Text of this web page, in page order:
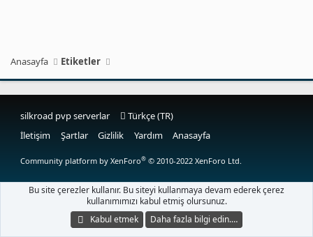
Anasayfa Etiketler
silkroad pvp serverlar
Türkçe (TR)
İletişim
Şartlar Gizlilik Yardım Anasayfa
Community platform by XenForo® © 2010-2022 XenForo Ltd.
Bu site çerezler kullanır. Bu siteyi kullanmaya devam ederek çerez
kullanımımızı kabul etmiş olursunuz.
Kabul etmek
Daha fazla bilgi edin.…